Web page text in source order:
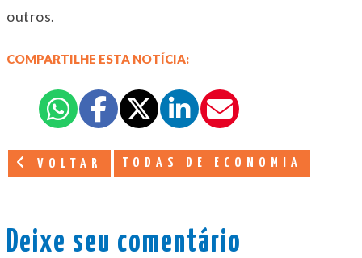
outros.
COMPARTILHE ESTA NOTÍCIA:
VOLTAR TODAS DE ECONOMIA
Deixe seu comentário